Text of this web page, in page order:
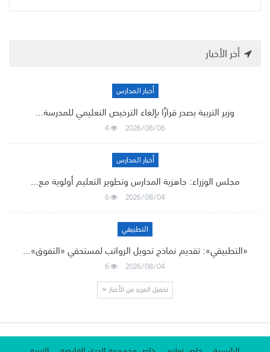
أخر الأخبار
أخبار المدارس
وزير التربية يصدر قرارًا بإلغاء الترخيص التعليمي للمدرسة…
2026/08/06
4
أخبار المدارس
مجلس الوزراء: جاهزية المدارس وتطوير التعليم أولوية مع…
2026/08/04
6
التطبيقي
«التطبيقي»: تقديم نماذج تحويل الرواتب لمستحقي «التفوق»…
2026/08/04
6
تحميل المزيد من الأخبار